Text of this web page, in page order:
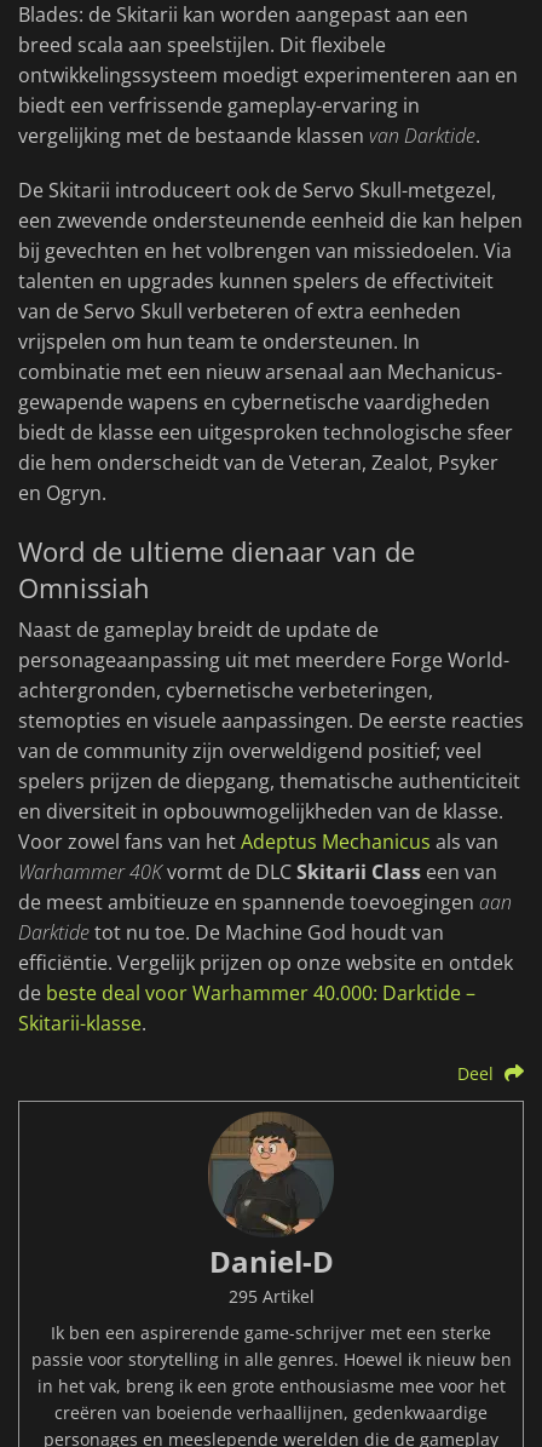
Blades: de Skitarii kan worden aangepast aan een
breed scala aan speelstijlen. Dit flexibele
ontwikkelingssysteem moedigt experimenteren aan en
biedt een verfrissende gameplay-ervaring in
vergelijking met de bestaande klassen van Darktide.
De Skitarii introduceert ook de Servo Skull-metgezel,
een zwevende ondersteunende eenheid die kan helpen
bij gevechten en het volbrengen van missiedoelen. Via
talenten en upgrades kunnen spelers de effectiviteit
van de Servo Skull verbeteren of extra eenheden
vrijspelen om hun team te ondersteunen. In
combinatie met een nieuw arsenaal aan Mechanicus-
gewapende wapens en cybernetische vaardigheden
biedt de klasse een uitgesproken technologische sfeer
die hem onderscheidt van de Veteran, Zealot, Psyker
en Ogryn.
Word de ultieme dienaar van de
Omnissiah
Naast de gameplay breidt de update de
personageaanpassing uit met meerdere Forge World-
achtergronden, cybernetische verbeteringen,
stemopties en visuele aanpassingen. De eerste reacties
van de community zijn overweldigend positief; veel
spelers prijzen de diepgang, thematische authenticiteit
en diversiteit in opbouwmogelijkheden van de klasse.
Voor zowel fans van hetAdeptus Mechanicus als van
Warhammer 40Kvormt de DLCSkitarii Class een van
de meest ambitieuze en spannende toevoegingen aan
Darktidetot nu toe. De Machine God houdt van
efficiëntie. Vergelijk prijzen op onze website en ontdek
de beste deal voor Warhammer 40.000: Darktide –
Skitarii-klasse.
Deel
Daniel-D
295 Artikel
Ik ben een aspirerende game-schrijver met een sterke
passie voor storytelling in alle genres. Hoewel ik nieuw ben
in het vak, breng ik een grote enthousiasme mee voor het
creëren van boeiende verhaallijnen, gedenkwaardige
personages en meeslepende werelden die de gameplay